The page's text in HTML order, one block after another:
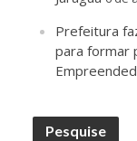
Prefeitura
para formar
Pesquise